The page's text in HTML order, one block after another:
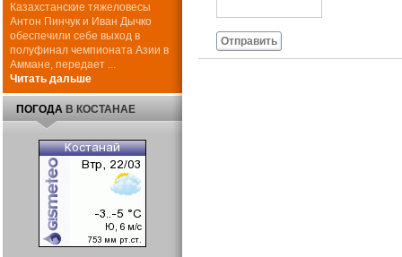
Отправить
Казахстанские тяжеловесы
Антон Пинчук и Иван Дычко
обеспечили себе выход в
полуфинал чемпионата Азии в
Аммане, передает ...
Читать дальше
ПОГОДА В КОСТАНАЕ